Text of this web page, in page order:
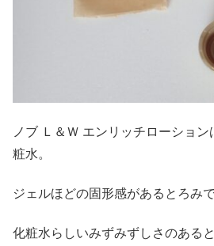
ノブ Ｌ＆Ｗ エンリッチローショ
粧水。
ジェルほどの固形感があるとろみ
化粧水らしいみずみずしさのある